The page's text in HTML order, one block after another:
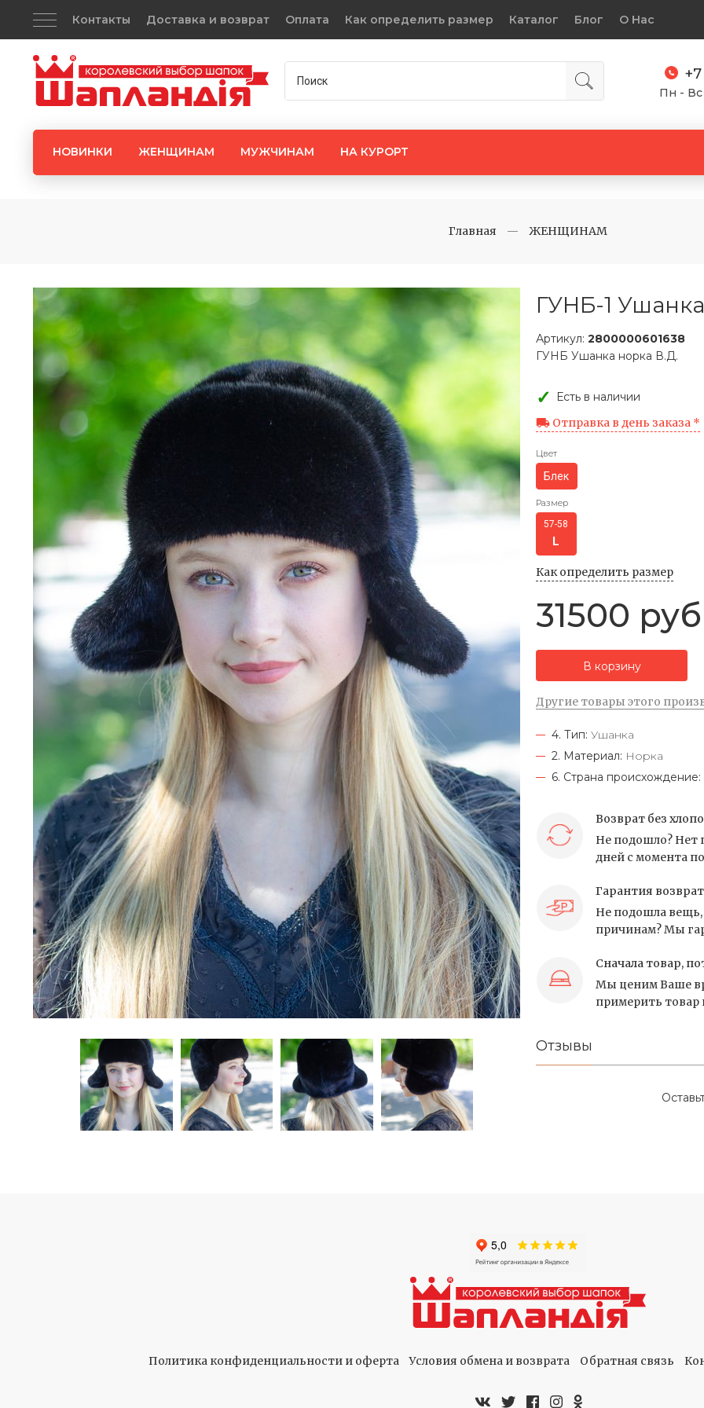
Контакты Доставка и возврат Оплата Как определить размер Каталог Блог О Нас
Пн - Вс
НОВИНКИ ЖЕНЩИНАМ МУЖЧИНАМ НА КУРОРТ
Главная ЖЕНЩИНАМ
ГУНБ-1
Артикул: 2800000601638
ГУНБ Ушанка норка В.Д.
Есть в наличии
Отправка в день заказа *
Цвет
Блек
Размер
57-58
Как определить размер
31500 руб
В корзину
Другие товары этого
4. Тип: Ушанка
2. Материал: Норка
6. Страна происхождение:
Возврат без
Не подошло? Нет
дней с момента
Гарантия
Не подошла вещь,
причинам? Мы
Сначала товар,
Мы ценим Ваше
примерить товар
Отзывы
Политика конфиденциальности и оферта Условия обмена и возврата Обратная связь